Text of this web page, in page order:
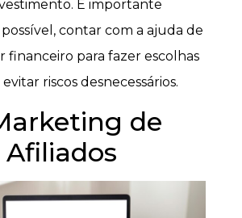
É importante
contar com a ajuda de
financeiro para fazer escolhas
riscos desnecessários.
de
Afiliados